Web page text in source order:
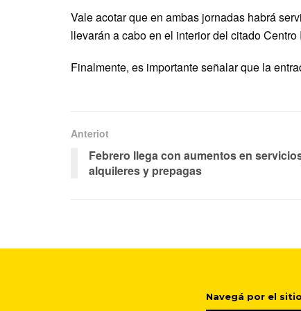
Vale acotar que en ambas jornadas habrá
llevarán a cabo en el interior del citado
Finalmente, es importante señalar que la
Anteriot
Febrero llega con aumentos en
alquileres y prepagas
Navegá por el sitio